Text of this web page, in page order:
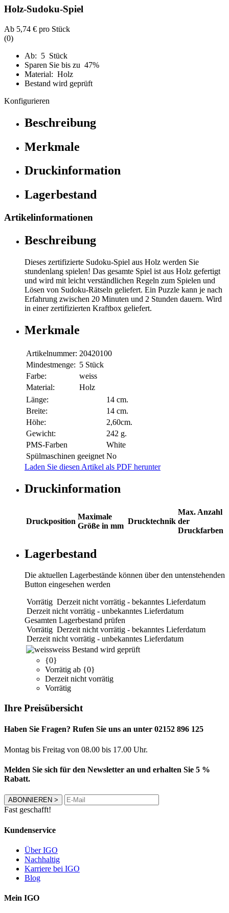
Holz-Sudoku-Spiel
Ab 5,74 € pro Stück
(0)
Ab: 5 Stück
Sparen Sie bis zu 47%
Material: Holz
Bestand wird geprüft
Konfigurieren
Beschreibung
Merkmale
Druckinformation
Lagerbestand
Artikelinformationen
Beschreibung
Dieses zertifizierte Sudoku-Spiel aus Holz werden Sie
stundenlang spielen! Das gesamte Spiel ist aus Holz gefertigt
und wird mit leicht verständlichen Regeln zum Spielen und
Lösen von Sudoku-Rätseln geliefert. Ein Puzzle kann je nach
Erfahrung zwischen 20 Minuten und 2 Stunden dauern. Wird
in einer zertifizierten Kraftbox geliefert.
Merkmale
Artikelnummer: 20420100
Mindestmenge: 5 Stück
Farbe:
weiss
Material:
Holz
Länge:
14 cm.
Breite:
14 cm.
Höhe:
2,60cm.
Gewicht:
242 g.
PMS-Farben
White
Spülmaschinen geeignet No
Laden Sie diesen Artikel als PDF herunter
Druckinformation
Druckposition
Maximale
Größe in mm
Drucktechnik
Max. Anzahl
der
Druckfarben
Lagerbestand
Die aktuellen Lagerbestände können über den untenstehenden
Button eingesehen werden
Vorrätig Derzeit nicht vorrätig - bekanntes Lieferdatum
Derzeit nicht vorrätig - unbekanntes Lieferdatum
Gesamten Lagerbestand prüfen
Vorrätig Derzeit nicht vorrätig - bekanntes Lieferdatum
Derzeit nicht vorrätig - unbekanntes Lieferdatum
weiss Bestand wird geprüft
{0}
Vorrätig ab {0}
Derzeit nicht vorrätig
Vorrätig
Ihre Preisübersicht
Haben Sie Fragen? Rufen Sie uns an unter 02152 896 125
Montag bis Freitag von 08.00 bis 17.00 Uhr.
Melden Sie sich für den Newsletter an und erhalten Sie 5 %
Rabatt.
ABONNIEREN >
Fast geschafft!
Kundenservice
Über IGO
Nachhaltig
Karriere bei IGO
Blog
Mein IGO